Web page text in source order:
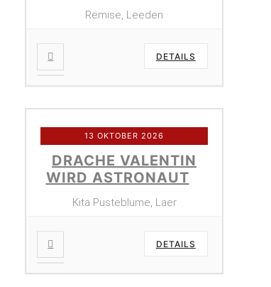
Remise, Leeden
DETAILS
13 OKTOBER 2026
DRACHE VALENTIN
WIRD ASTRONAUT
Kita Pusteblume, Laer
DETAILS